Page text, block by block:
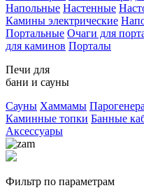
Напольные Настенные
Камины электрические
Портальные Очаги для
для каминов Порталы
Печи для
бани и сауны
Сауны Хаммамы
Каминные топки Банные
Аксессуары
Фильтр по параметрам